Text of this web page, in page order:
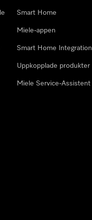
Smart Home
Miele-appen
Smart Home Integration
Uppkopplade produkter
Miele Service-Assistent